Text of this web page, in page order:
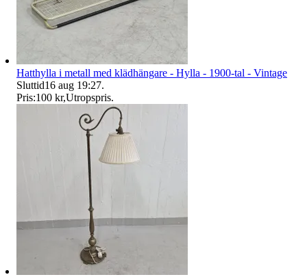
Hatthylla i metall med klädhängare - Hylla - 1900-tal - Vintage
Sluttid16 aug 19:27.
Pris:100 kr,Utropspris.